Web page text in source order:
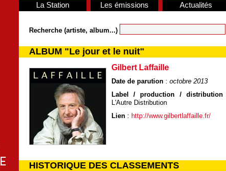
La Station Les émissions Actualités
Recherche (artiste, album...)
ALBUM "Le jour et le nuit"
Gilbert Laffaille
Date de parution: octobre 2013
Label / production / distribution
L'Autre Distribution
Lien: http://www.gilbertlaffaille.fr/
HISTORIQUE DES CLASSEMENTS